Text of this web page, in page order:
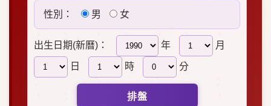
性別： 男 女
出生日期(新曆)： 年 月
日 時 分
排盤